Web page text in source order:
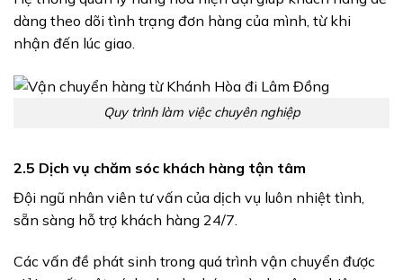
dàng theo dõi tình trạng đơn hàng của mình, từ khi
nhận đến lúc giao.
Quy trình làm việc chuyên nghiệp
2.5 Dịch vụ chăm sóc khách hàng tận tâm
Đội ngũ nhân viên tư vấn của dịch vụ luôn nhiệt tình,
sẵn sàng hỗ trợ khách hàng 24/7.
Các vấn đề phát sinh trong quá trình vận chuyển được